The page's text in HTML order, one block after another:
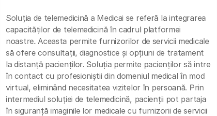
Soluția de telemedicină a Medicai se referă la integrarea
capacităților de telemedicină în cadrul platformei
noastre. Aceasta permite furnizorilor de servicii medicale
să ofere consultații, diagnostice și opțiuni de tratament
la distanță pacienților. Soluția permite pacienților să intre
în contact cu profesioniștii din domeniul medical în mod
virtual, eliminând necesitatea vizitelor în persoană. Prin
intermediul soluției de telemedicină, pacienții pot partaja
în siguranță imaginile lor medicale cu furnizorii de servicii